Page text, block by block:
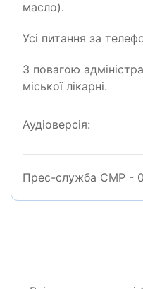
масло).
Усі питання за
З повагою
міської лікарні.
Аудіоверсія:
Прес-служба СМР -